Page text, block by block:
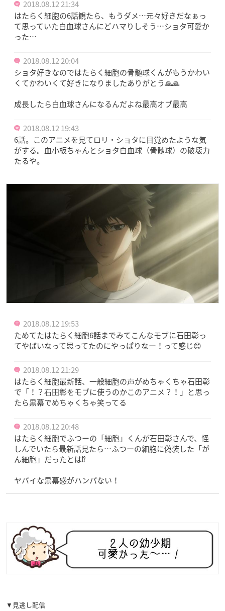
2018.08.12 21:34
はたらく細胞の6話観たら、もうダメ…元々好きだなぁっ
て思っていた白血球さんにどハマりしそう…ショタ可愛か
った…
2018.08.12 20:04
ショタ好きなのではたらく細胞の骨髄球くんがもうかわい
くてかわいくて好きになりましたありがとう🙏🙏
成長したら白血球さんになるんだよね最高オブ最高
2018.08.12 19:43
6話。このアニメを見てロリ・ショタに目覚めたような気
がする。血小板ちゃんとショタ白血球（骨髄球）の破壊力
たるや。
2018.08.12 19:53
ためてたはたらく細胞6話までみてこんなモブに石田彰っ
てやばいなって思ってたのにやっぱりなー！って感じ😊
2018.08.12 21:29
はたらく細胞最新話、一般細胞の声がめちゃくちゃ石田彰
で「！？石田彰をモブに使うのかこのアニメ？！」と思っ
たら黒幕でめちゃくちゃ笑ってる
2018.08.12 20:48
はたらく細胞でふつーの「細胞」くんが石田彰さんで、怪
しんでいたら最新話見たら…ふつーの細胞に偽装した「が
ん細胞」だったとは⁉
ヤバイな黒幕感がハンパない！
▼見逃し配信